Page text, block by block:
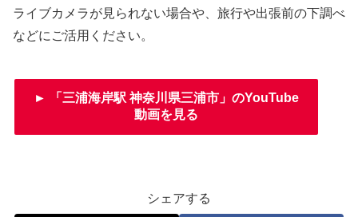
ライブカメラが見られない場合や、旅行や出張前の下調べ
などにご活用ください。
► 「三浦海岸駅 神奈川県三浦市」のYouTube
動画を見る
シェアする